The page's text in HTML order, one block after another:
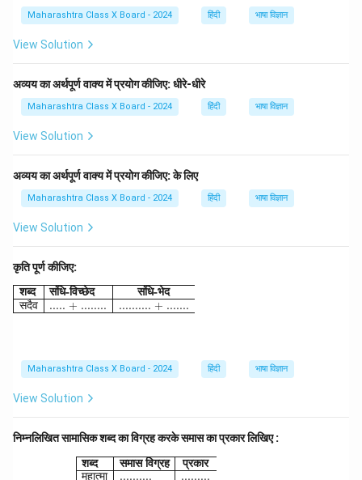
Maharashtra Class X Board - 2024 हिंदी भाषा विज्ञान
View Solution
अव्यय का अर्थपूर्ण वाक्य में प्रयोग कीजिए: धीरे-धीरे
Maharashtra Class X Board - 2024 हिंदी भाषा विज्ञान
View Solution
अव्यय का अर्थपूर्ण वाक्य में प्रयोग कीजिए: के लिए
Maharashtra Class X Board - 2024 हिंदी भाषा विज्ञान
View Solution
कृति पूर्ण कीजिए:
\begin{array}{|l|l|} \hline \textbf{शब्द} &
शब्द
सदैव
संधि-विच्छेद
..... + ........
संधि-भेद
.......... + .......
Maharashtra Class X Board - 2024 हिंदी भाषा विज्ञान
View Solution
निम्नलिखित सामासिक शब्द का विग्रह करके समास का प्रकार लिखिए :
\begin{array}{|l|l|} \hline \textbf{शब्द} &
शब्द
महात्मा
समास विग्रह
..........
प्रकार
.........